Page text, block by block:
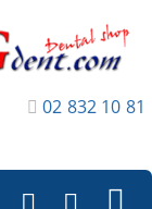
02 832 10 81